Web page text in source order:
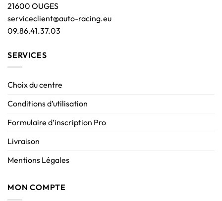
21600 OUGES
serviceclient@auto-racing.eu
09.86.41.37.03
SERVICES
Choix du centre
Conditions d’utilisation
Formulaire d’inscription Pro
Livraison
Mentions Légales
MON COMPTE